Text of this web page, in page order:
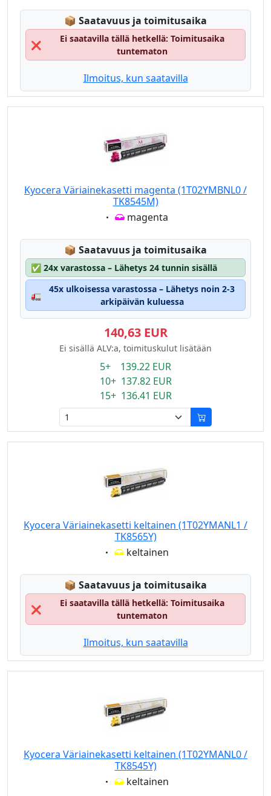
📦 Lagerstatus:
Saatavuus ja toimitusaika
❌
Ei saatavilla tällä hetkellä: Toimitusaika
tuntematon
Ilmoitus, kun saatavilla
Kyocera Väriainekasetti magenta (1T02YMBNL0 /
TK8545M)
Eigenschaft:
magenta
📦 Lagerstatus:
Saatavuus ja toimitusaika
✅ 24x varastossa – Lähetys 24 tunnin sisällä
🚛
45x ulkoisessa varastossa – Lähetys noin 2-3
arkipäivän kuluessa
140,63 EUR
Ei sisällä ALV:a, toimituskulut lisätään
5+ 139.22 EUR
10+ 137.82 EUR
15+ 136.41 EUR
Kyocera Väriainekasetti keltainen (1T02YMANL1 /
TK8565Y)
Eigenschaft:
keltainen
📦 Lagerstatus:
Saatavuus ja toimitusaika
❌
Ei saatavilla tällä hetkellä: Toimitusaika
tuntematon
Ilmoitus, kun saatavilla
Kyocera Väriainekasetti keltainen (1T02YMANL0 /
TK8545Y)
Eigenschaft:
keltainen